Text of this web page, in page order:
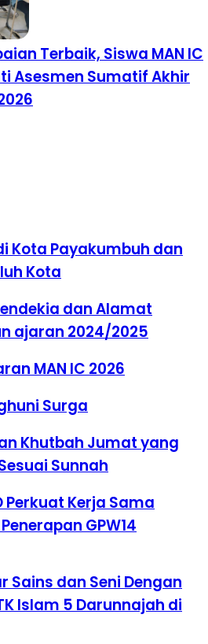
Terbaik, Siswa MAN IC
Asesmen Sumatif Akhir
Kota Payakumbuh dan
Kota
dan Alamat
ajaran 2024/2025
MAN IC 2026
Surga
Khutbah Jumat yang
Sunnah
Perkuat Kerja Sama
GPW14
Sains dan Seni Dengan
Islam 5 Darunnajah di